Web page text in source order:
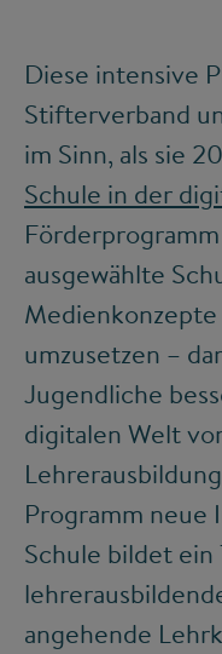
Diese intensive
Stifterverband
im Sinn, als sie
Schule in der
ausgewählte
umzusetzen –
Jugendliche
digitalen Welt
Programm neue
Schule bildet
angehende